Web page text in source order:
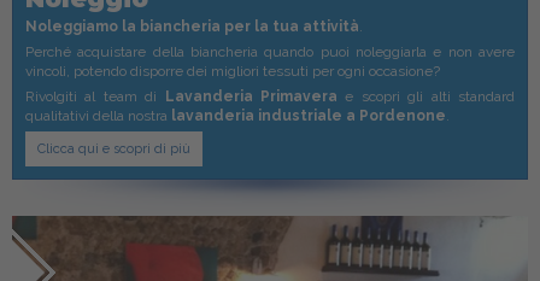
Noleggiamo la biancheria per la tua attività.
Perché acquistare della biancheria quando puoi noleggiarla e non avere
vincoli, potendo disporre dei migliori tessuti per ogni occasione?
Rivolgiti al team di
Lavanderia Primavera e scopri gli alti standard
qualitativi della nostra lavanderia industriale a Pordenone.
Clicca qui e scopri di più